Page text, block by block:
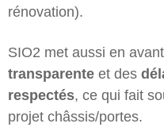
rénovation).
SIO2 met aussi en
transparente et des
respectés, ce qui fait
projet châssis/portes.